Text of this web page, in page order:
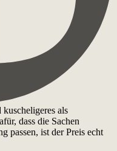
als
dass die Sachen
passen, ist der Preis echt